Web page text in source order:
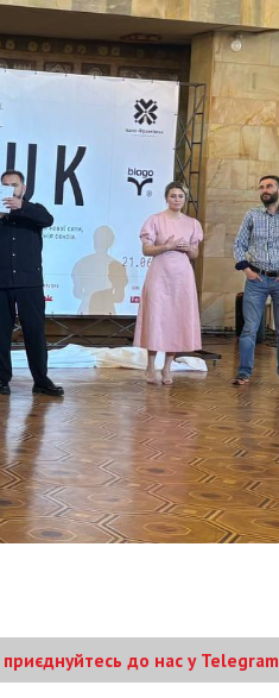
приєднуйтесь до нас у Telegram